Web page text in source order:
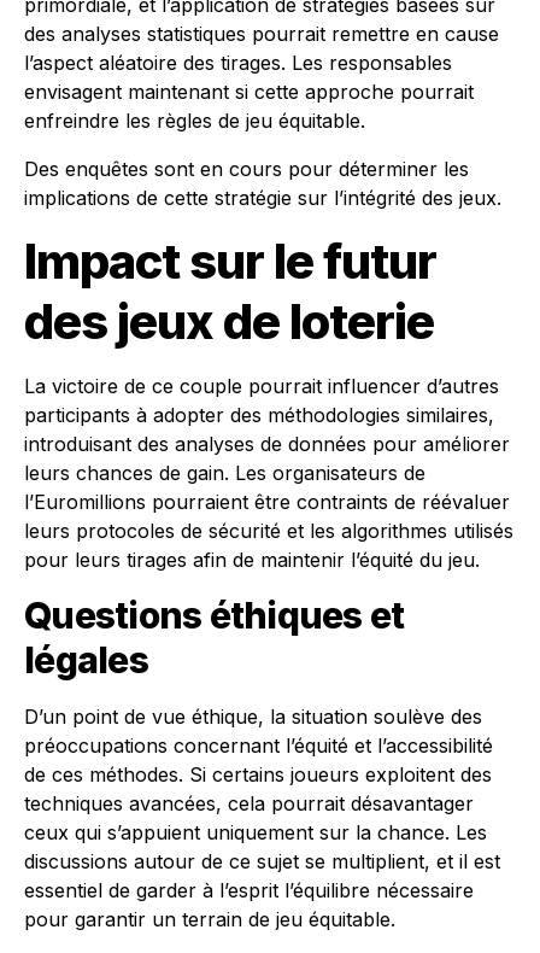
primordiale, et l’application de stratégies basées sur
des analyses statistiques pourrait remettre en cause
l’aspect aléatoire des tirages. Les responsables
envisagent maintenant si cette approche pourrait
enfreindre les règles de jeu équitable.
Des enquêtes sont en cours pour déterminer les
implications de cette stratégie sur l’intégrité des jeux.
Impact sur le futur
des jeux de loterie
La victoire de ce couple pourrait influencer d’autres
participants à adopter des méthodologies similaires,
introduisant des analyses de données pour améliorer
leurs chances de gain. Les organisateurs de
l’Euromillions pourraient être contraints de réévaluer
leurs protocoles de sécurité et les algorithmes utilisés
pour leurs tirages afin de maintenir l’équité du jeu.
Questions éthiques et
légales
D’un point de vue éthique, la situation soulève des
préoccupations concernant l’équité et l’accessibilité
de ces méthodes. Si certains joueurs exploitent des
techniques avancées, cela pourrait désavantager
ceux qui s’appuient uniquement sur la chance. Les
discussions autour de ce sujet se multiplient, et il est
essentiel de garder à l’esprit l’équilibre nécessaire
pour garantir un terrain de jeu équitable.